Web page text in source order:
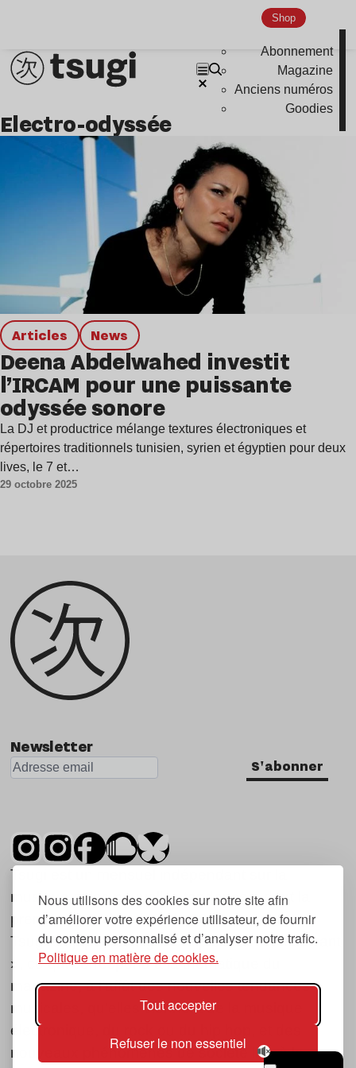
Nous utilisons des cookies sur notre site afin
d’améliorer votre expérience utilisateur, de fournir
du contenu personnalisé et d’analyser notre trafic.
Politique en matière de cookies.
Tout accepter
Refuser le non essentiel
Shop
Abonnement
Magazine
Anciens numéros
Goodies
Indie
electro-odyssée
Articles news
Deena Abdelwahed investit
l’IRCAM pour une puissante
odyssée sonore
La DJ et productrice mélange textures électroniques et
répertoires traditionnels tunisien, syrien et égyptien pour deux
lives, le 7 et…
29 octobre 2025
Newsletter
S'abonner
Tsugi est un mensuel indépendant sur la
musique et les nouvelles tendances, dont la
première parution date de 2007.
Tsugi en japonais signifie « prochain », « suivant
», ce qui correspond à la thématique du
magazine, à l’affût des nouvelles tendances
musicales, qu’elles viennent de la musique
électronique, du rock ou du hip hop, et des
nouveaux phénomènes de société liés à la